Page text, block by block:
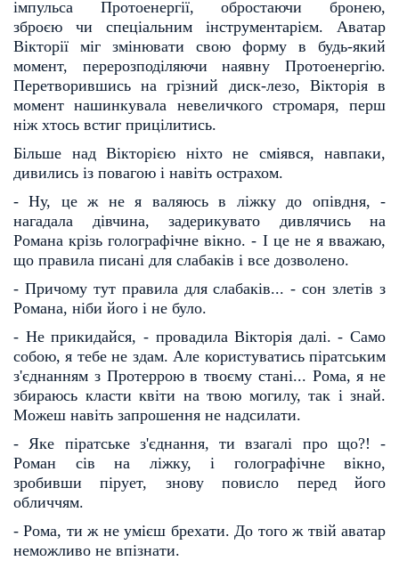
імпульса Протоенергії, обростаючи бронею,
зброєю чи спеціальним інструментарієм. Аватар
Вікторії міг змінювати свою форму в будь-який
момент, перерозподіляючи наявну Протоенергію.
Перетворившись на грізний диск-лезо, Вікторія в
момент нашинкувала невеличкого стромаря, перш
ніж хтось встиг прицілитись.
Більше над Вікторією ніхто не сміявся, навпаки,
дивились із повагою і навіть острахом.
- Ну, це ж не я валяюсь в ліжку до опівдня, -
нагадала дівчина, задерикувато дивлячись на
Романакрізь голографічне вікно. - І це не я вважаю,
що правила писані для слабаків і все дозволено.
- Причому тут правила для слабаків... - сон злетів з
Романа, ніби його і не було.
- Не прикидайся, - провадила Вікторія далі. - Само
собою, я тебе не здам. Але користуватись піратським
з'єднанням з Протеррою в твоєму стані... Рома, я не
збираюсь класти квіти на твою могилу, так і знай.
Можеш навіть запрошення не надсилати.
- Яке піратське з'єднання, ти взагалі про що?! -
Роман сів на ліжку, і голографічне вікно,
зробившипірует, знову повисло перед його
обличчям.
- Рома, ти ж не умієш брехати. До того ж твій аватар
неможливо не впізнати.